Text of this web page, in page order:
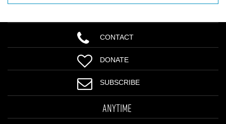
CONTACT
DONATE
SUBSCRIBE
ANYTIME